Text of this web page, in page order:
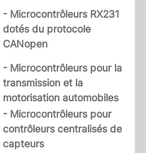
- Microcontrôleurs RX231
dotés du protocole
CANopen
- Microcontrôleurs pour la
transmission et la
motorisation automobiles
- Microcontrôleurs pour
contrôleurs centralisés de
capteurs